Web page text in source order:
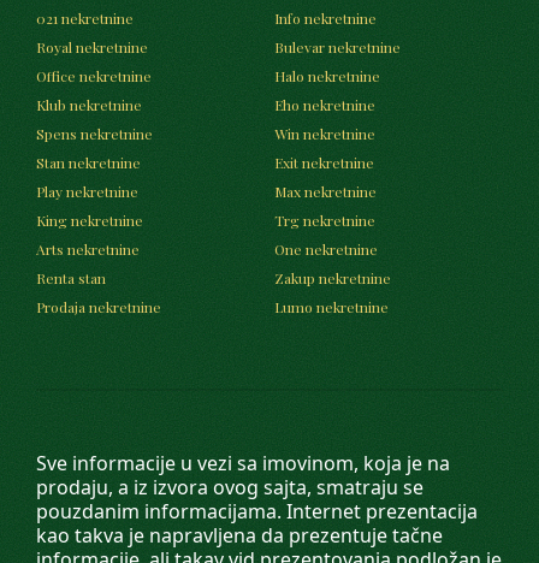
Sve informacije u vezi sa imovinom, koja je na
prodaju, a iz izvora ovog sajta, smatraju se
pouzdanim informacijama. Internet prezentacija
kao takva je napravljena da prezentuje tačne
021 nekretnine
Info nekretnine
Royal nekretnine
Bulevar nekretnine
Office nekretnine
Halo nekretnine
Klub nekretnine
Eho nekretnine
Spens nekretnine
Win nekretnine
Stan nekretnine
Exit nekretnine
Play nekretnine
Max nekretnine
King nekretnine
Trg nekretnine
Arts nekretnine
One nekretnine
Renta stan
Zakup nekretnine
Prodaja nekretnine
Lumo nekretnine